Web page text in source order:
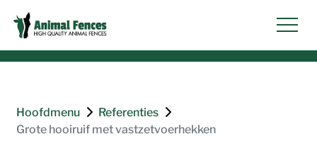
Hoofdmenu
Referenties
Grote hooiruif met vastzetvoerhekken